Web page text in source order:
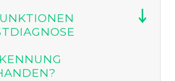
als bei Monoblock-Geräten.
& Heizleistung
wird schnell erreicht.
Einsatz–